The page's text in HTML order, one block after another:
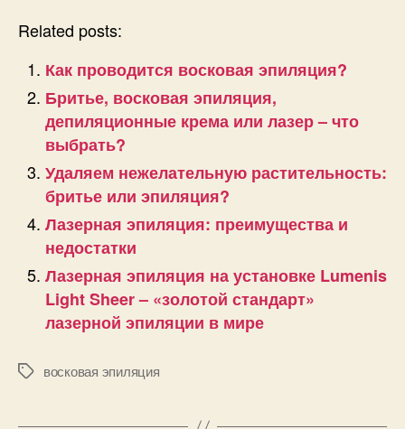
Related posts:
Как проводится восковая эпиляция?
Бритье, восковая эпиляция,
депиляционные крема или лазер – что
выбрать?
Удаляем нежелательную растительность:
бритье или эпиляция?
Лазерная эпиляция: преимущества и
недостатки
Лазерная эпиляция на установке Lumenis
Light Sheer – «золотой стандарт»
лазерной эпиляции в мире
Позначкивосковая эпиляция